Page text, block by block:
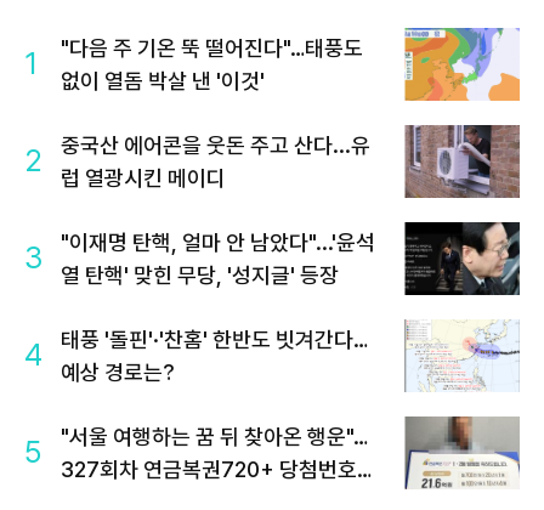
1
"다음 주 기온 뚝 떨어진다"…태풍도
없이 열돔 박살 낸 '이것'
2
중국산 에어콘을 웃돈 주고 산다...유
럽 열광시킨 메이디
3
"이재명 탄핵, 얼마 안 남았다"...'윤석
열 탄핵' 맞힌 무당, '성지글' 등장
4
태풍 '돌핀'·'찬홈' 한반도 빗겨간다…
예상 경로는?
5
"서울 여행하는 꿈 뒤 찾아온 행운"…
327회차 연금복권720+ 당첨번호조